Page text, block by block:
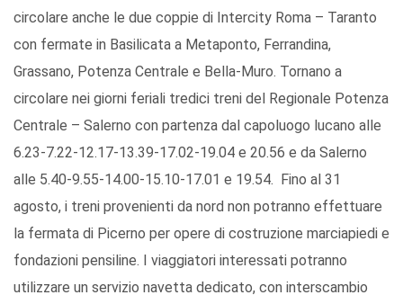
circolare anche le due coppie di Intercity Roma – Taranto
con fermate in Basilicata a Metaponto, Ferrandina,
Grassano, Potenza Centrale e Bella-Muro. Tornano a
circolare nei giorni feriali tredici treni del Regionale Potenza
Centrale – Salerno con partenza dal capoluogo lucano alle
6.23-7.22-12.17-13.39-17.02-19.04 e 20.56 e da Salerno
alle 5.40-9.55-14.00-15.10-17.01 e 19.54. Fino al 31
agosto, i treni provenienti da nord non potranno effettuare
la fermata di Picerno per opere di costruzione marciapiedi e
fondazioni pensiline. I viaggiatori interessati potranno
utilizzare un servizio navetta dedicato, con interscambio